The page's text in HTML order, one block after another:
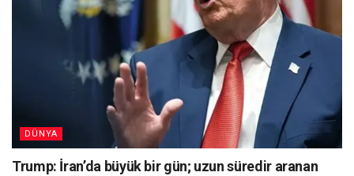
DÜNYA
Trump: İran’da büyük bir gün; uzun süredir aranan